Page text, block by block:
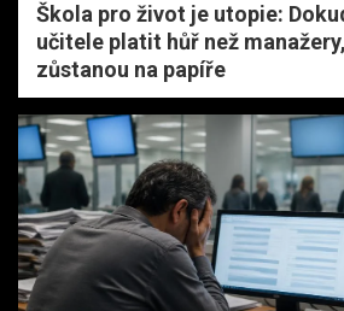
Škola pro život je utopie:
učitele platit hůř než
zůstanou na papíře